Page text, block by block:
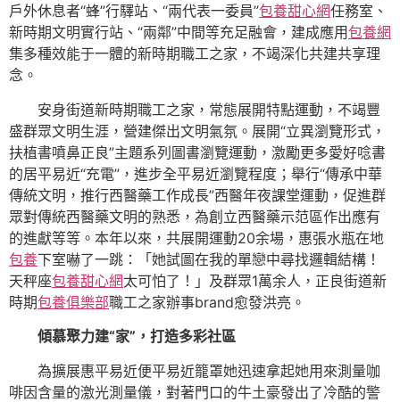
戶外休息者“蜂”行驛站、“兩代表一委員”包養甜心網任務室、
新時期文明實行站、“兩鄰”中間等充足融會，建成應用包養網
集多種效能于一體的新時期職工之家，不竭深化共建共享理
念。
安身街道新時期職工之家，常態展開特點運動，不竭豐
盛群眾文明生涯，營建傑出文明氣氛。展開“立異瀏覽形式，
扶植書噴鼻正良”主題系列圖書瀏覽運動，激勵更多愛好唸書
的居平易近“充電”，進步全平易近瀏覽程度；舉行“傳承中華
傳統文明，推行西醫藥工作成長”西醫年夜課堂運動，促進群
眾對傳統西醫藥文明的熟悉，為創立西醫藥示范區作出應有
的進獻等等。本年以來，共展開運動20余場，惠張水瓶在地
包養下室嚇了一跳：「她試圖在我的單戀中尋找邏輯結構！
天秤座包養甜心網太可怕了！」及群眾1萬余人，正良街道新
時期包養俱樂部職工之家辦事brand愈發洪亮。
傾慕聚力建“家”，打造多彩社區
為擴展惠平易近便平易近籠罩她迅速拿起她用來測量咖
啡因含量的激光測量儀，對著門口的牛土豪發出了冷酷的警